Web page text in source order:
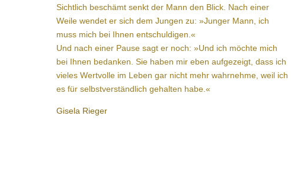
Sichtlich beschämt senkt der Mann den Blick. Nach einer
Weile wendet er sich dem Jungen zu: »Junger Mann, ich
muss mich bei Ihnen entschuldigen.«
Und nach einer Pause sagt er noch: »Und ich möchte mich
bei Ihnen bedanken. Sie haben mir eben aufgezeigt, dass ich
vieles Wertvolle im Leben gar nicht mehr wahrnehme, weil ich
es für selbstverständlich gehalten habe.«
Gisela Rieger